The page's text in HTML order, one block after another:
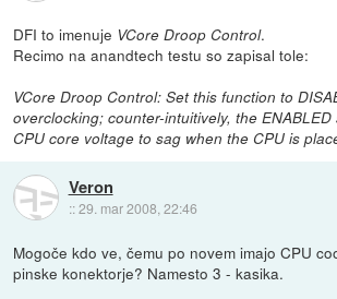
DFI to imenuje VCore Droop Control.
Recimo na anandtech testu so zapisal tole:
VCore Droop Control: Set this function to
overclocking; counter-intuitively, the
CPU core voltage to sag when the CPU is
Veron
::29. mar 2008, 22:46
Mogoče kdo ve, čemu po novem imajo CPU
pinske konektorje? Namesto 3 - kasika.